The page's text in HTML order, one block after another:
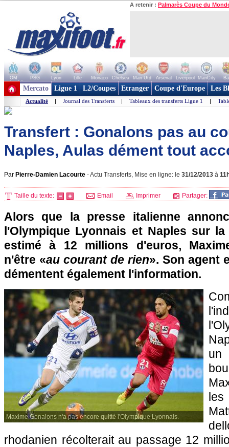
A retenir : Palmarès Coupe du
OM PSG Lyon Lille Monaco Chelsea Man Utd Arsenal Liverpool ManCity
+ de clubs
Mercato Ligue 1 L2/Coupes Etranger Coupe d'Europe Les
Actualité | Journal des Transferts | Tableaux des transferts Ligue 1 |
Transfert : Gonalons pas au
Naples, Aulas dément tout
Par Pierre-Damien Lacourte -Actu Transferts, Mise en ligne: le 31/12/2013 à
Taille du texte: Email Imprimer Partager:
Alors que la presse italienne
l'Olympique Lyonnais et Naples sur
estimé à 12 millions d'euros,
n'être «au courant de rien». Son agent
démentent également l'information.
Maxime Gonalons n'a pas encore quitté l'Olympique Lyonnais.
un
rhodanien récolterait au passage 12